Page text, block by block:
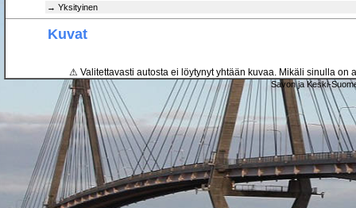
→ Yksityinen
Kuvat
⚠ Valitettavasti autosta ei löytynyt yhtään kuvaa. Mikäli sinulla on
Savon ja Keski-